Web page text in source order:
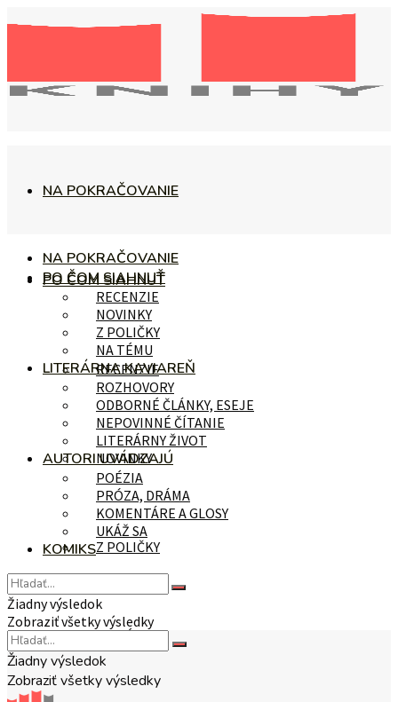
NA POKRAČOVANIE
PO ČOM SIAHNUŤ
RECENZIE
NOVINKY
Z POLIČKY
NA TÉMU
NA POKRAČOVANIE
PO ČOM SIAHNUŤ
RECENZIE
NOVINKY
Z POLIČKY
NA TÉMU
LITERÁRNA KAVIAREŇ
ROZHOVORY
ODBORNÉ ČLÁNKY, ESEJE
NEPOVINNÉ ČÍTANIE
LITERÁRNY ŽIVOT
AUTORI UVÁDZAJÚ
POÉZIA
PRÓZA, DRÁMA
KOMENTÁRE A GLOSY
UKÁŽ SA
KOMIKS
Žiadny výsledok
Zobraziť všetky výsledky
Žiadny výsledok
Zobraziť všetky výsledky